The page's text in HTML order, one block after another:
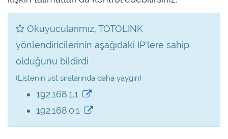
Okuyucularımız, TOTOLINK
yönlendiricilerinin aşağıdaki IP'lere sahip
olduğunu bildirdi
(Listenin üst sıralarında daha yaygın)
192.168.1.1
192.168.0.1